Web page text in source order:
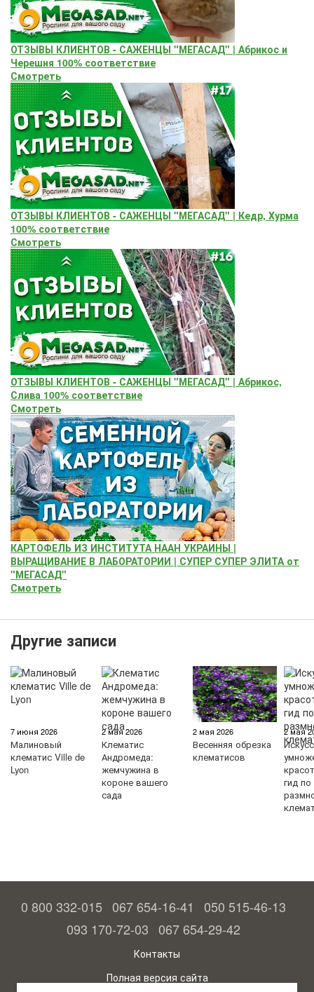
ОТЗЫВЫ КЛИЕНТОВ - САЖЕНЦЫ "МЕГАСАД" | Абрикос и
Черешня 100% соответствие
Смотреть
ОТЗЫВЫ КЛИЕНТОВ - САЖЕНЦЫ "МЕГАСАД" | Кедр, Хурма
100% соответствие
Смотреть
ОТЗЫВЫ КЛИЕНТОВ - САЖЕНЦЫ "МЕГАСАД" | Абрикос,
Слива 100% соответствие
Смотреть
КАРТОФЕЛЬ ИЗ ИНСТИТУТА НААН УКРАИНЫ |
ВЫРАЩИВАНИЕ В ЛАБОРАТОРИИ | СУПЕР СУПЕР ЭЛИТА от
"МЕГАСАД"
Смотреть
Другие записи
7 июня 2026
Малиновый
клематис Ville de
Lyon
2 мая 2026
Клематис
Андромеда:
жемчужина в
короне вашего
сада
2 мая 2026
Весенняя обрезка
клематисов
2 мая
гид по
0 800 332-015 067 654-16-41
050 515-46-13
093 170-72-03 067 654-29-42
Контакты
Полная версия сайта